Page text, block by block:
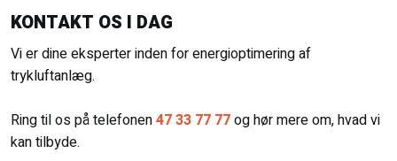
KONTAKT OS I DAG
Vi er dine eksperter inden for energioptimering af
trykluftanlæg.
Ring til os på telefonen47 33 77 77og hør mere om, hvad vi
kan tilbyde.